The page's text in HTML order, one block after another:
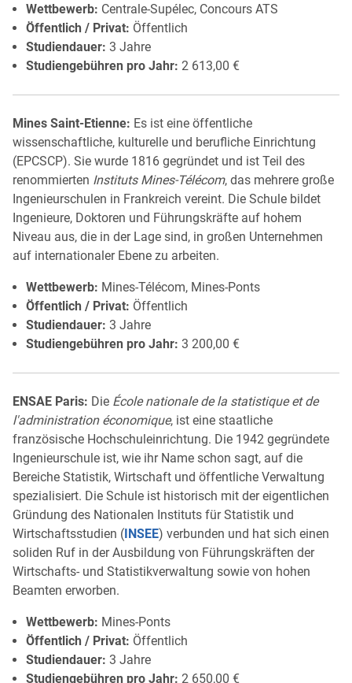
Wettbewerb: Centrale-Supélec, Concours ATS
Öffentlich / Privat: Öffentlich
Studiendauer: 3 Jahre
Studiengebühren pro Jahr: 2 613,00 €
Mines Saint-Etienne: Es ist eine öffentliche
wissenschaftliche, kulturelle und berufliche Einrichtung
(EPCSCP). Sie wurde 1816 gegründet und ist Teil des
renommierten Instituts Mines-Télécom, das mehrere große
Ingenieurschulen in Frankreich vereint. Die Schule bildet
Ingenieure, Doktoren und Führungskräfte auf hohem
Niveau aus, die in der Lage sind, in großen Unternehmen
auf internationaler Ebene zu arbeiten.
Wettbewerb: Mines-Télécom, Mines-Ponts
Öffentlich / Privat: Öffentlich
Studiendauer: 3 Jahre
Studiengebühren pro Jahr: 3 200,00 €
ENSAE Paris: Die École nationale de la statistique et de
l'administration économique, ist eine staatliche
französische Hochschuleinrichtung. Die 1942 gegründete
Ingenieurschule ist, wie ihr Name schon sagt, auf die
Bereiche Statistik, Wirtschaft und öffentliche Verwaltung
spezialisiert. Die Schule ist historisch mit der eigentlichen
Gründung des Nationalen Instituts für Statistik und
Wirtschaftsstudien (INSEE) verbunden und hat sich einen
soliden Ruf in der Ausbildung von Führungskräften der
Wirtschafts- und Statistikverwaltung sowie von hohen
Beamten erworben.
Wettbewerb: Mines-Ponts
Öffentlich / Privat: Öffentlich
Studiendauer: 3 Jahre
Studiengebühren pro Jahr: 2 650,00 €